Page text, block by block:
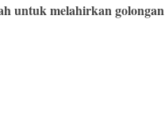
untuk melahirkan golongan